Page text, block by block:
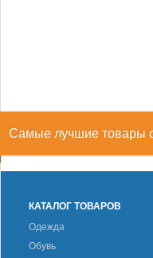
Самые лучшие товары
КАТАЛОГ ТОВАРОВ
Одежда
Обувь